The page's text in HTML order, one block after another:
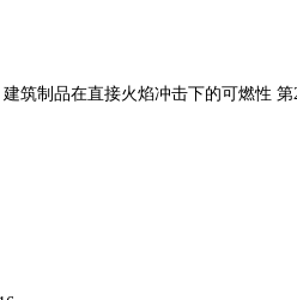
筑制品在直接火焰冲击下的可燃性 第